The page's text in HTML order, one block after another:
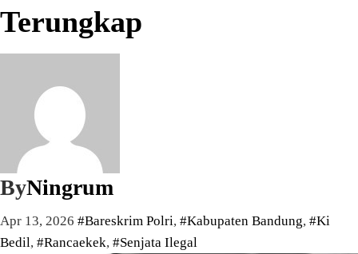
Terungkap
ByNingrum
Apr 13, 2026 #Bareskrim Polri, #Kabupaten Bandung, #Ki
Bedil, #Rancaekek, #Senjata Ilegal